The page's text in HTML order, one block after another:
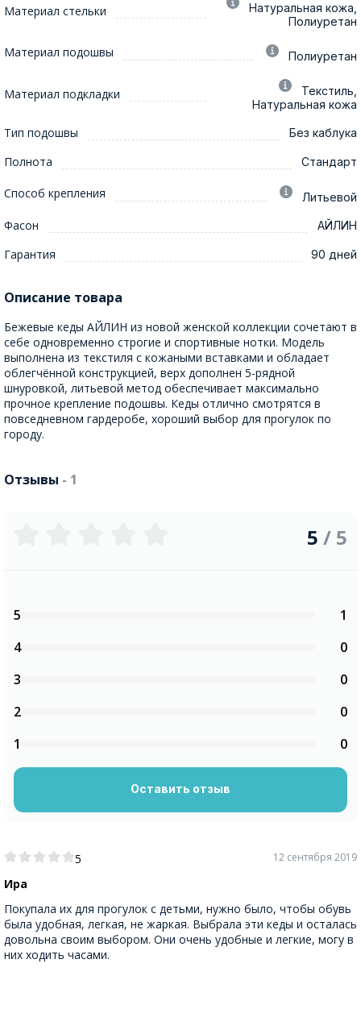
Материал стельки
Натуральная кожа,
Полиуретан
Материал подошвы Полиуретан
Материал подкладки
Текстиль,
Натуральная кожа
Тип подошвы Без каблука
Полнота Стандарт
Способ крепления Литьевой
Фасон АЙЛИН
Гарантия 90 дней
Описание товара
Бежевые кеды АЙЛИН из новой женской коллекции сочетают в
себе одновременно строгие и спортивные нотки. Модель
выполнена из текстиля с кожаными вставками и обладает
облегчённой конструкцией, верх дополнен 5-рядной
шнуровкой, литьевой метод обеспечивает максимально
прочное крепление подошвы. Кеды отлично смотрятся в
повседневном гардеробе, хороший выбор для прогулок по
городу.
Отзывы - 1
5
Ира
12 сентября 2019
Покупала их для прогулок с детьми, нужно было, чтобы обувь
была удобная, легкая, не жаркая. Выбрала эти кеды и осталась
довольна своим выбором. Они очень удобные и легкие, могу в
них ходить часами.
5 / 5
5
1
4
0
3
0
2
0
1
0
Оставить отзыв